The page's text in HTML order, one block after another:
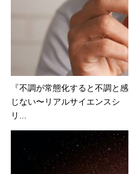
『不調が常態化すると不調と感
じない〜リアルサイエンスシ
リ...